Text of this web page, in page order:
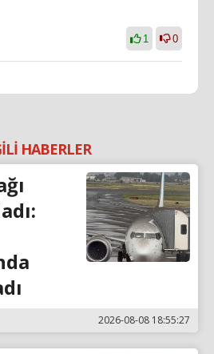
1 0
HABERLER
2026-08-08 18:55:27